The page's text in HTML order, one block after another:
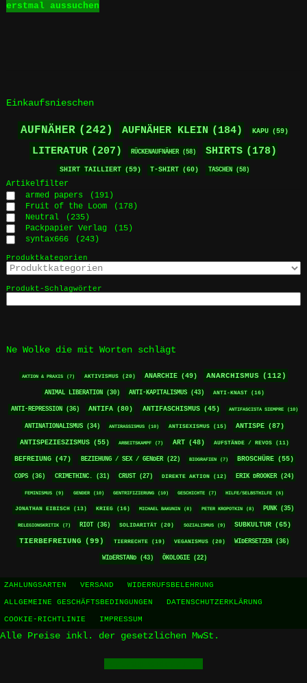
erstmal aussuchenProdukt
auf
Produktseite
gewählt
Einkaufsnieschen
AUFNÄHER (242) AUFNÄHER KLEIN (184) KAPU (59)
LITERATUR (207) RÜCKENAUFNÄHER (58) SHIRTS (178)
SHIRT TAILLIERT (59) T-SHIRT (60) TASCHEN (58)
Artikelfilter
armed papers
(191)
Fruit of the Loom
(178)
Neutral
(235)
Packpapier Verlag
(15)
syntax666
(243)
Produktkategorien
Produkt-Schlagwörter
Ne Wolke die mit Worten schlägt
AKTION & PRAXIS (7) AKTIVISMUS (20) ANARCHIE (49) ANARCHISMUS (112)
ANIMAL LIBERATION (30) ANTI-KAPITALISMUS (43) ANTI-KNAST (16)
ANTI-REPRESSION (36) ANTIFA (80) ANTIFASCHISMUS (45) ANTIFASCISTA SIEMPRE (10)
ANTINATIONALISMUS (34) ANTIRASSISMUS (10) ANTISEXISMUS (15) ANTISPE (87)
ANTISPEZIESZISMUS (55) ARBEITSKAMPF (7) ART (48) AUFSTÄNDE / REVOS (11)
BEFREIUNG (47) BEZIEHUNG / SEX / GENDER (22) BIOGRAFIEN (7) BROSCHÜRE (55)
COPS (36) CRIMETHINC. (31) CRUST (27) DIREKTE AKTION (12) ERIK DROOKER (24)
FEMINISMUS (9) GENDER (10) GENTRIFIZIERUNG (10) GESCHICHTE (7) HILFE/SELBSTHILFE (6)
JONATHAN EIBISCH (13) KRIEG (16) MICHAEL BAKUNIN (8) PETER KROPOTKIN (8) PUNK (35)
RELEGIONSKRITIK (7) RIOT (36) SOLIDARITÄT (20) SOZIALISMUS (9) SUBKULTUR (65)
TIERBEFREIUNG (99) TIERRECHTE (19) VEGANISMUS (20) WIDERSETZEN (36)
WIDERSTAND (43) ÖKOLOGIE (22)
ZAHLUNGSARTEN VERSAND WIDERRUFSBELEHRUNG
ALLGEMEINE GESCHÄFTSBEDINGUNGEN DATENSCHUTZERKLÄRUNG
COOKIE-RICHTLINIE IMPRESSUM
Alle Preise inkl. der gesetzlichen MwSt.